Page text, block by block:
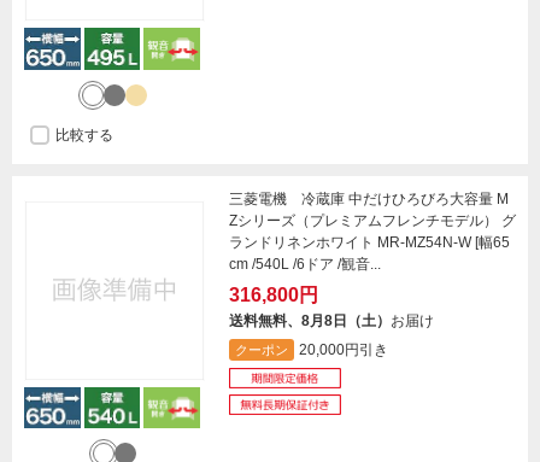
比較する
三菱電機 冷蔵庫 中だけひろびろ大容量 M
Zシリーズ（プレミアムフレンチモデル） グ
ランドリネンホワイト MR-MZ54N-W [幅65
cm /540L /6ドア /観音...
316,800円
送料無料、8月8日（土） お届け
クーポン 20,000円引き